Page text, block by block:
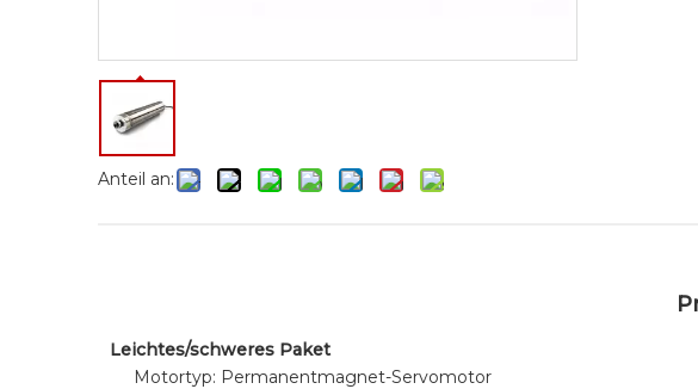
Anteil an:
Leichtes/schweres Paket
Motortyp: Permanentmagnet-Servomotor